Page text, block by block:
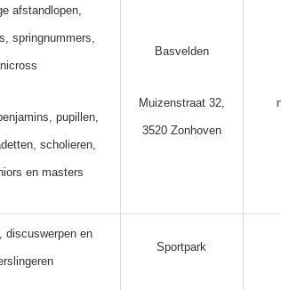
afstandlopen,
springnummers,
pupillen,
scholieren,
en masters
Basvelden
Muizenstraat 32,
3520 Zonhoven
discuswerpen en
Sportpark